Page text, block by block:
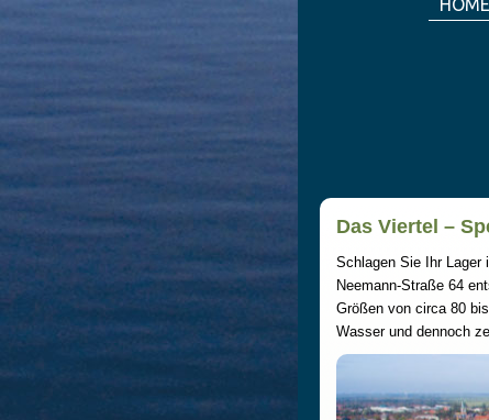
HOME
Das Viertel –
Schlagen Sie Ihr Lager
Neemann-Straße 64
Größen von circa 80
Wasser und dennoch